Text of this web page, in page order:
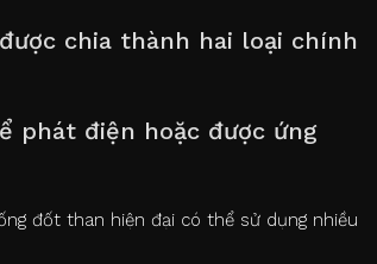
chia thành hai loại chính
phát điện hoặc được ứng
đốt than hiện đại có thể sử dụng nhiều